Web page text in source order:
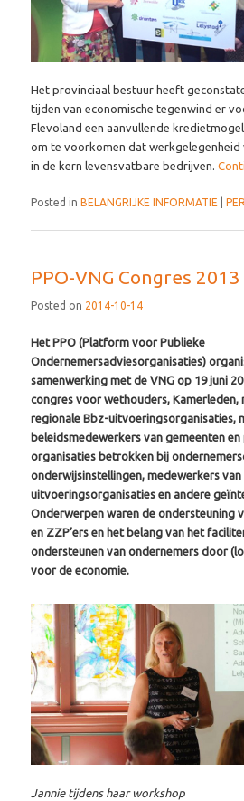
Het provinciaal bestuur heeft
tijden van economische tegenwind er
Flevoland een aanvullende
om te voorkomen dat werkgelegenheid
in de kern levensvatbare bedrijven.
Posted in BELANGRIJKE INFORMATIE |
PPO-VNG Congres 2013
Posted on 2014-10-14
Het PPO (Platform voor Publieke
Ondernemersadviesorganisaties)
samenwerking met de VNG op 19 juni
congres voor wethouders, Kamerleden,
regionale Bbz-uitvoeringsorganisaties,
beleidsmedewerkers van gemeenten en
organisaties betrokken bij
onderwijsinstellingen, medewerkers van
uitvoeringsorganisaties en andere
Onderwerpen waren de ondersteuning
en ZZP’ers en het belang van het
ondersteunen van ondernemers door
voor de economie.
Jannie tijdens haar workshop